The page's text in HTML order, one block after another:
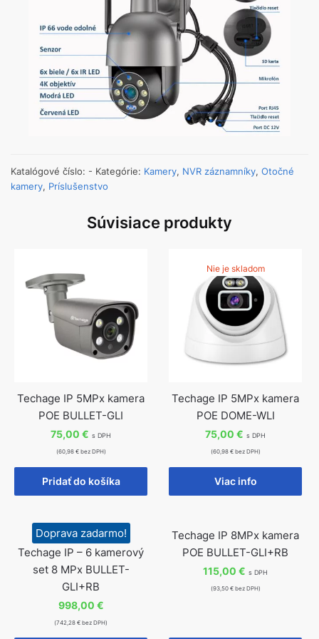
Katalógové číslo: - Kategórie: Kamery, NVR záznamníky, Otočné
kamery, Príslušenstvo
Súvisiace produkty
Techage IP 5MPx kamera
POE BULLET-GLI
75,00€ s DPH
(60,98 € bez DPH)
Pridať do košíka
Nie je skladom
Techage IP 5MPx kamera
POE DOME-WLI
75,00€ s DPH
(60,98 € bez DPH)
Viac info
Doprava zadarmo!
Techage IP – 6 kamerový
set 8 MPx BULLET-
GLI+RB
998,00 €
(742,28 € bez DPH)
Techage IP 8MPx kamera
POE BULLET-GLI+RB
115,00€ s DPH
(93,50 € bez DPH)